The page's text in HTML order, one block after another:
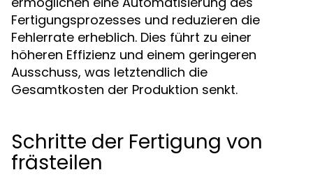
Fertigungsprozesses und reduzieren die
Fehlerrate erheblich. Dies führt zu einer
höheren Effizienz und einem geringeren
Ausschuss, was letztendlich die
Gesamtkosten der Produktion senkt.
Schritte der Fertigung von
frästeilen